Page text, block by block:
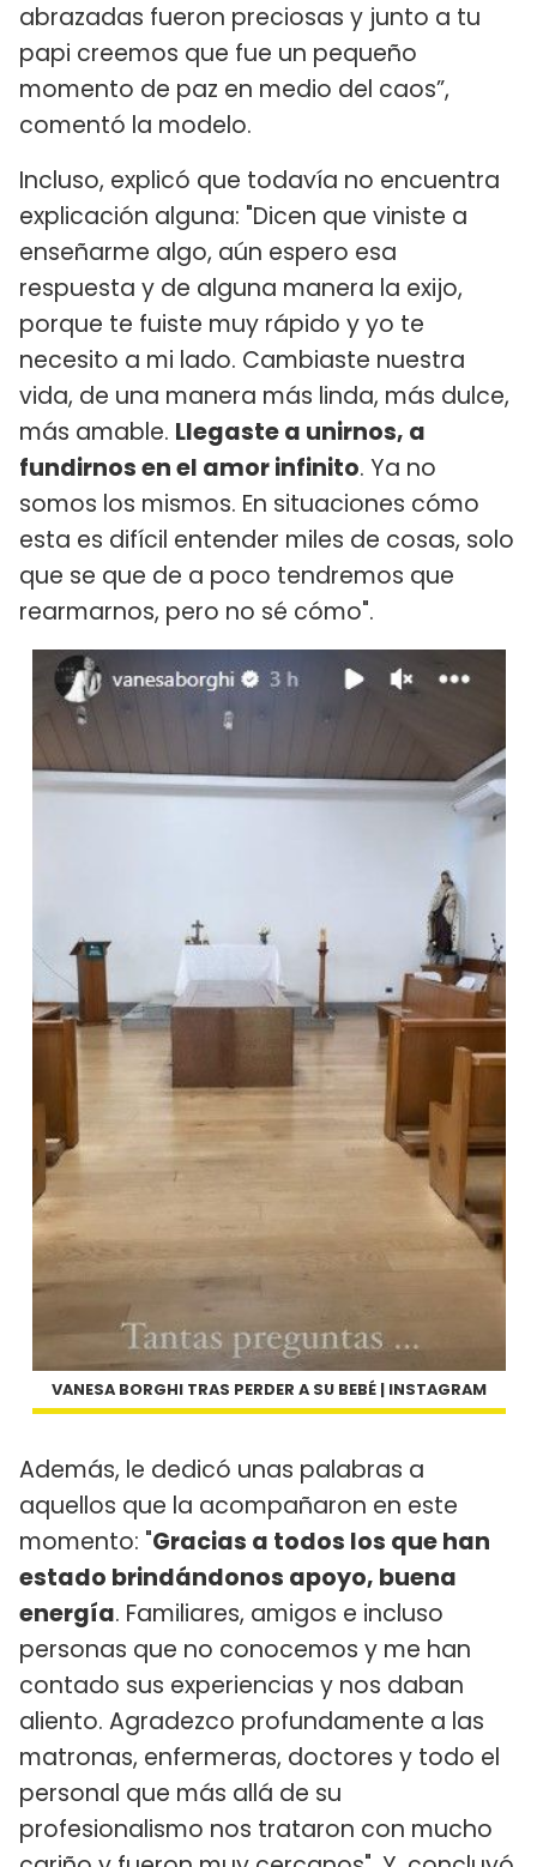
abrazadas fueron preciosas y junto a tu
papi creemos que fue un pequeño
momento de paz en medio del caos”,
comentó la modelo.
Incluso, explicó que todavía no encuentra
explicación alguna: "Dicen que viniste a
enseñarme algo, aún espero esa
respuesta y de alguna manera la exijo,
porque te fuiste muy rápido y yo te
necesito a mi lado. Cambiaste nuestra
vida, de una manera más linda, más dulce,
más amable. Llegaste a unirnos, a
fundirnos en el amor infinito. Ya no
somos los mismos. En situaciones cómo
esta es difícil entender miles de cosas, solo
que se que de a poco tendremos que
rearmarnos, pero no sé cómo".
VANESA BORGHI TRAS PERDER A SU BEBÉ | INSTAGRAM
Además, le dedicó unas palabras a
aquellos que la acompañaron en este
momento: "Gracias a todos los que han
estado brindándonos apoyo, buena
energía. Familiares, amigos e incluso
personas que no conocemos y me han
contado sus experiencias y nos daban
aliento. Agradezco profundamente a las
matronas, enfermeras, doctores y todo el
personal que más allá de su
profesionalismo nos trataron con mucho